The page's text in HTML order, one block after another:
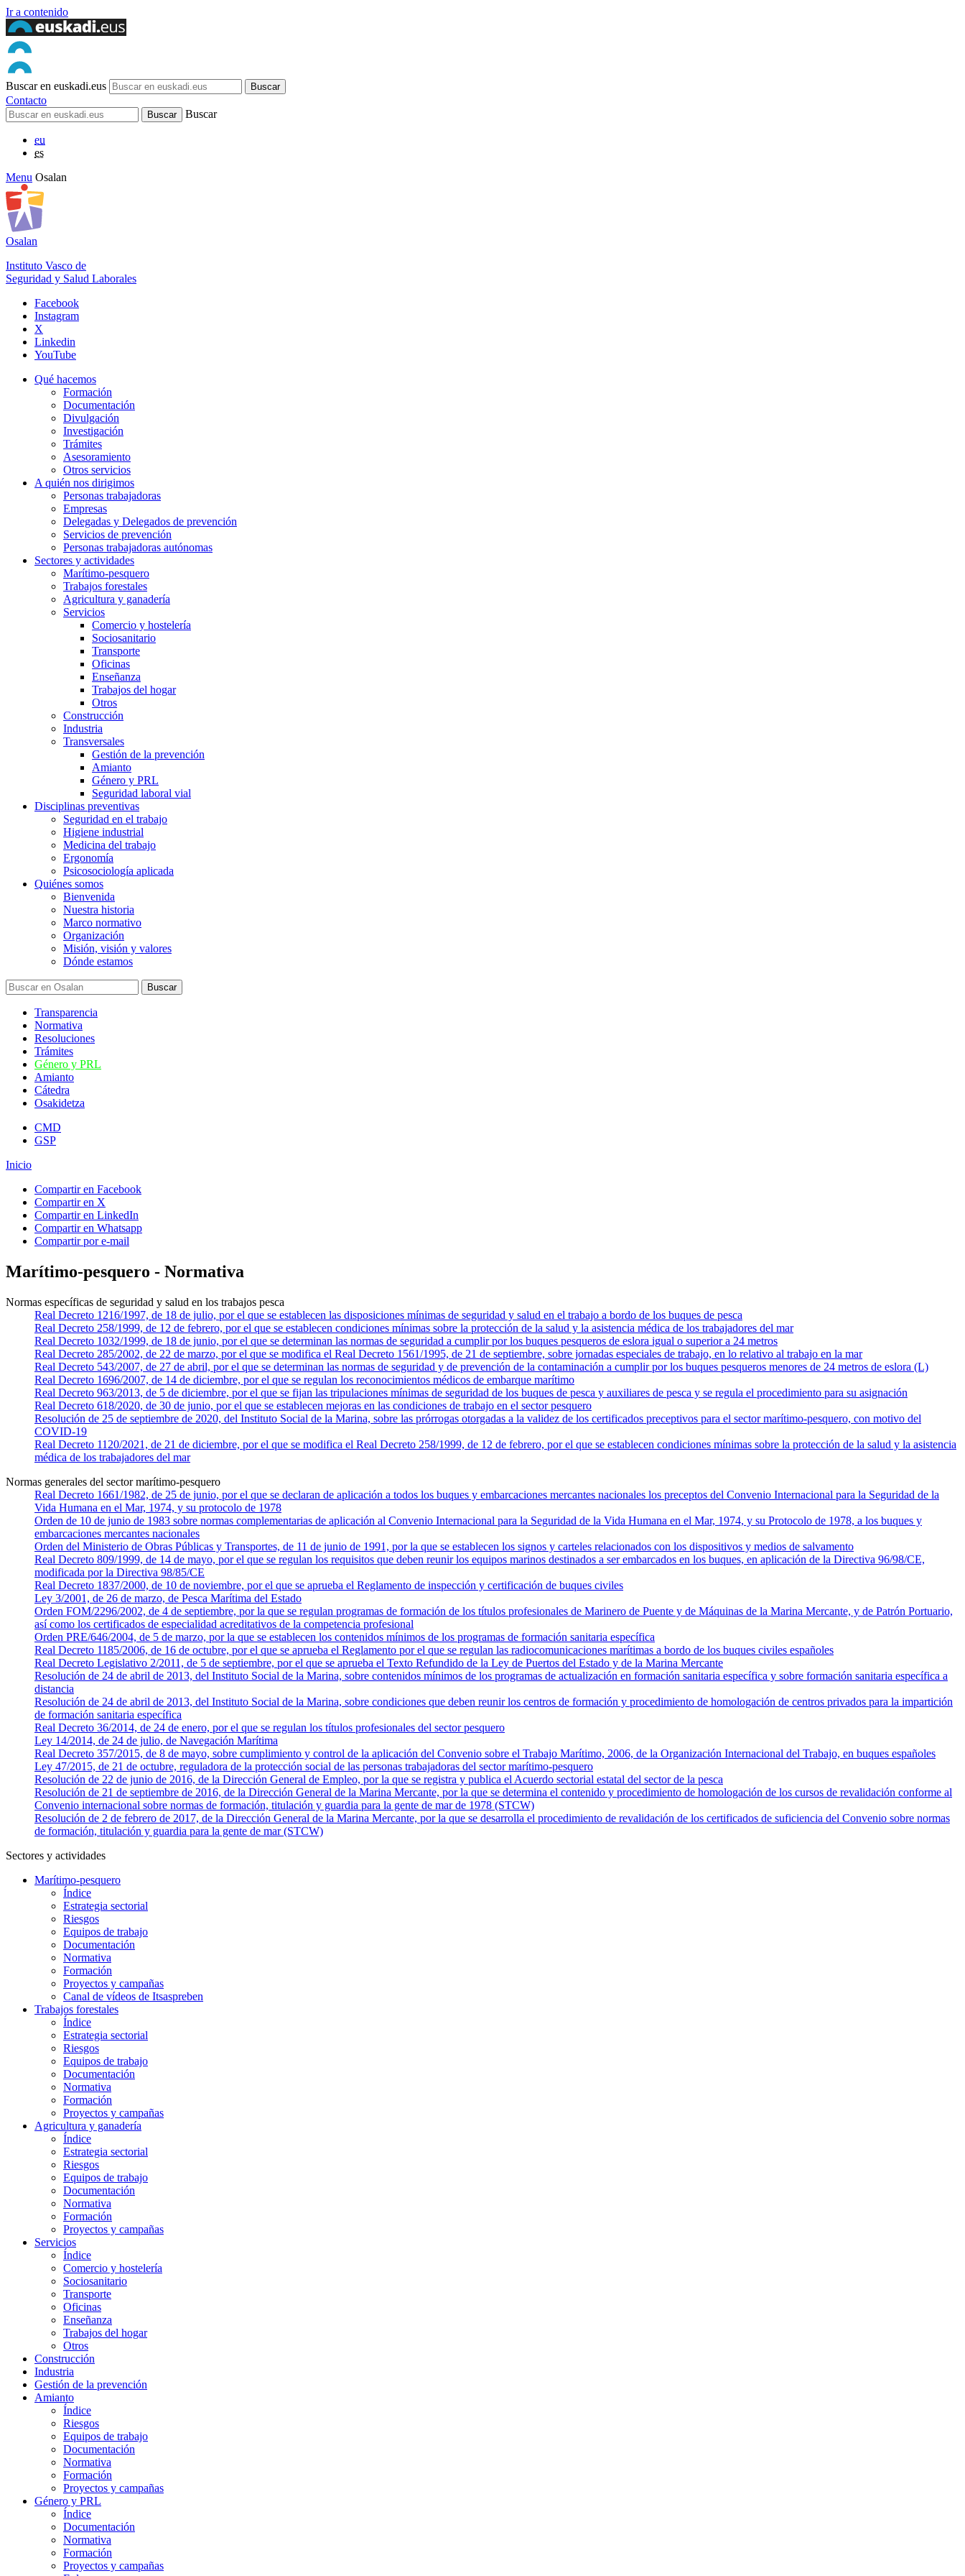
Ir a contenido
Buscar en euskadi.eus
Contacto
Buscar
eu
es
Menu Osalan
Osalan
Instituto Vasco de
Seguridad y Salud Laborales
Facebook
Instagram
X
Linkedin
YouTube
Qué hacemos
Formación
Documentación
Divulgación
Investigación
Trámites
Asesoramiento
Otros servicios
A quién nos dirigimos
Personas trabajadoras
Empresas
Delegadas y Delegados de prevención
Servicios de prevención
Personas trabajadoras autónomas
Sectores y actividades
Marítimo-pesquero
Trabajos forestales
Agricultura y ganadería
Servicios
Comercio y hostelería
Sociosanitario
Transporte
Oficinas
Enseñanza
Trabajos del hogar
Otros
Construcción
Industria
Transversales
Gestión de la prevención
Amianto
Género y PRL
Seguridad laboral vial
Disciplinas preventivas
Seguridad en el trabajo
Higiene industrial
Medicina del trabajo
Ergonomía
Psicosociología aplicada
Quiénes somos
Bienvenida
Nuestra historia
Marco normativo
Organización
Misión, visión y valores
Dónde estamos
Transparencia
Normativa
Resoluciones
Trámites
Género y PRL
Amianto
Cátedra
Osakidetza
CMD
GSP
Inicio
Compartir en Facebook
Compartir en X
Compartir en LinkedIn
Compartir en Whatsapp
Compartir por e-mail
Marítimo-pesquero - Normativa
Normas específicas de seguridad y salud en los trabajos pesca
Real Decreto 1216/1997, de 18 de julio, por el que se establecen las disposiciones mínimas de seguridad y salud en el trabajo a bordo de los buques de pesca
Real Decreto 258/1999, de 12 de febrero, por el que se establecen condiciones mínimas sobre la protección de la salud y la asistencia médica de los trabajadores del mar
Real Decreto 1032/1999, de 18 de junio, por el que se determinan las normas de seguridad a cumplir por los buques pesqueros de eslora igual o superior a 24 metros
Real Decreto 285/2002, de 22 de marzo, por el que se modifica el Real Decreto 1561/1995, de 21 de septiembre, sobre jornadas especiales de trabajo, en lo relativo al trabajo en la mar
Real Decreto 543/2007, de 27 de abril, por el que se determinan las normas de seguridad y de prevención de la contaminación a cumplir por los buques pesqueros menores de 24 metros de eslora (L)
Real Decreto 1696/2007, de 14 de diciembre, por el que se regulan los reconocimientos médicos de embarque marítimo
Real Decreto 963/2013, de 5 de diciembre, por el que se fijan las tripulaciones mínimas de seguridad de los buques de pesca y auxiliares de pesca y se regula el procedimiento para su asignación
Real Decreto 618/2020, de 30 de junio, por el que se establecen mejoras en las condiciones de trabajo en el sector pesquero
Resolución de 25 de septiembre de 2020, del Instituto Social de la Marina, sobre las prórrogas otorgadas a la validez de los certificados preceptivos para el sector marítimo-pesquero, con motivo del
COVID-19
Real Decreto 1120/2021, de 21 de diciembre, por el que se modifica el Real Decreto 258/1999, de 12 de febrero, por el que se establecen condiciones mínimas sobre la protección de la salud y la asistencia
médica de los trabajadores del mar
Normas generales del sector marítimo-pesquero
Real Decreto 1661/1982, de 25 de junio, por el que se declaran de aplicación a todos los buques y embarcaciones mercantes nacionales los preceptos del Convenio Internacional para la Seguridad de la
Vida Humana en el Mar, 1974, y su protocolo de 1978
Orden de 10 de junio de 1983 sobre normas complementarias de aplicación al Convenio Internacional para la Seguridad de la Vida Humana en el Mar, 1974, y su Protocolo de 1978, a los buques y
embarcaciones mercantes nacionales
Orden del Ministerio de Obras Públicas y Transportes, de 11 de junio de 1991, por la que se establecen los signos y carteles relacionados con los dispositivos y medios de salvamento
Real Decreto 809/1999, de 14 de mayo, por el que se regulan los requisitos que deben reunir los equipos marinos destinados a ser embarcados en los buques, en aplicación de la Directiva 96/98/CE,
modificada por la Directiva 98/85/CE
Real Decreto 1837/2000, de 10 de noviembre, por el que se aprueba el Reglamento de inspección y certificación de buques civiles
Ley 3/2001, de 26 de marzo, de Pesca Marítima del Estado
Orden FOM/2296/2002, de 4 de septiembre, por la que se regulan programas de formación de los títulos profesionales de Marinero de Puente y de Máquinas de la Marina Mercante, y de Patrón Portuario,
así como los certificados de especialidad acreditativos de la competencia profesional
Orden PRE/646/2004, de 5 de marzo, por la que se establecen los contenidos mínimos de los programas de formación sanitaria específica
Real Decreto 1185/2006, de 16 de octubre, por el que se aprueba el Reglamento por el que se regulan las radiocomunicaciones marítimas a bordo de los buques civiles españoles
Real Decreto Legislativo 2/2011, de 5 de septiembre, por el que se aprueba el Texto Refundido de la Ley de Puertos del Estado y de la Marina Mercante
Resolución de 24 de abril de 2013, del Instituto Social de la Marina, sobre contenidos mínimos de los programas de actualización en formación sanitaria específica y sobre formación sanitaria específica a
distancia
Resolución de 24 de abril de 2013, del Instituto Social de la Marina, sobre condiciones que deben reunir los centros de formación y procedimiento de homologación de centros privados para la impartición
de formación sanitaria específica
Real Decreto 36/2014, de 24 de enero, por el que se regulan los títulos profesionales del sector pesquero
Ley 14/2014, de 24 de julio, de Navegación Marítima
Real Decreto 357/2015, de 8 de mayo, sobre cumplimiento y control de la aplicación del Convenio sobre el Trabajo Marítimo, 2006, de la Organización Internacional del Trabajo, en buques españoles
Ley 47/2015, de 21 de octubre, reguladora de la protección social de las personas trabajadoras del sector marítimo-pesquero
Resolución de 22 de junio de 2016, de la Dirección General de Empleo, por la que se registra y publica el Acuerdo sectorial estatal del sector de la pesca
Resolución de 21 de septiembre de 2016, de la Dirección General de la Marina Mercante, por la que se determina el contenido y procedimiento de homologación de los cursos de revalidación conforme al
Convenio internacional sobre normas de formación, titulación y guardia para la gente de mar de 1978 (STCW)
Resolución de 2 de febrero de 2017, de la Dirección General de la Marina Mercante, por la que se desarrolla el procedimiento de revalidación de los certificados de suficiencia del Convenio sobre normas
de formación, titulación y guardia para la gente de mar (STCW)
Sectores y actividades
Marítimo-pesquero
Índice
Estrategia sectorial
Riesgos
Equipos de trabajo
Documentación
Normativa
Formación
Proyectos y campañas
Canal de vídeos de Itsaspreben
Trabajos forestales
Índice
Estrategia sectorial
Riesgos
Equipos de trabajo
Documentación
Normativa
Formación
Proyectos y campañas
Agricultura y ganadería
Índice
Estrategia sectorial
Riesgos
Equipos de trabajo
Documentación
Normativa
Formación
Proyectos y campañas
Servicios
Índice
Comercio y hostelería
Sociosanitario
Transporte
Oficinas
Enseñanza
Trabajos del hogar
Otros
Construcción
Industria
Gestión de la prevención
Amianto
Índice
Riesgos
Equipos de trabajo
Documentación
Normativa
Formación
Proyectos y campañas
Género y PRL
Índice
Documentación
Normativa
Formación
Proyectos y campañas